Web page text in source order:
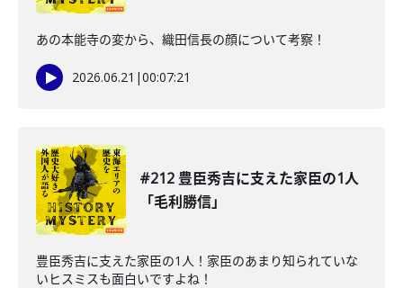
あの本能寺の変から、織田信長の顔について考察！
2026.06.21 |00:07:21
#212 豊臣秀吉に支えた家臣の1人
「毛利勝信」
豊臣秀吉に支えた家臣の1人！家臣のあまり知られていな
いヒスミスも面白いですよね！